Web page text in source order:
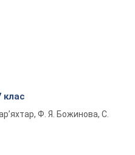
клас
Ф. Я. Божинова, С.